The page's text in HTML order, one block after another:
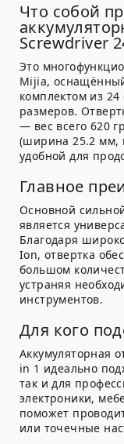
Что собой
Screwdriver
Это
Mijia,
комплектом из
размеров.
— вес всего 620
(ширина 25.2 мм,
удобной для
Главное
Основной
является
Благодаря
Ion, отвертка
большом
устраняя
инструментов.
Для кого
Аккумуляторная
in 1 идеально
так и для
электроники,
поможет
или точечные